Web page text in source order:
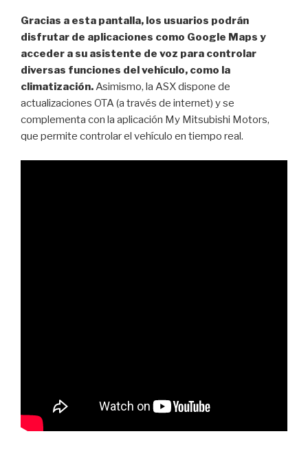
Gracias a esta pantalla, los usuarios podrán
disfrutar de aplicaciones como Google Maps y
acceder a su asistente de voz para controlar
diversas funciones del vehículo, como la
climatización.Asimismo, la ASX dispone de
actualizaciones OTA (a través de internet) y se
complementa con la aplicación My Mitsubishi Motors,
que permite controlar el vehículo en tiempo real.